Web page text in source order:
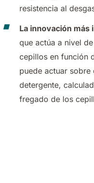
resistencia al
La innovación más
que actúa a nivel
cepillos en función
puede actuar
detergente,
fregado de los